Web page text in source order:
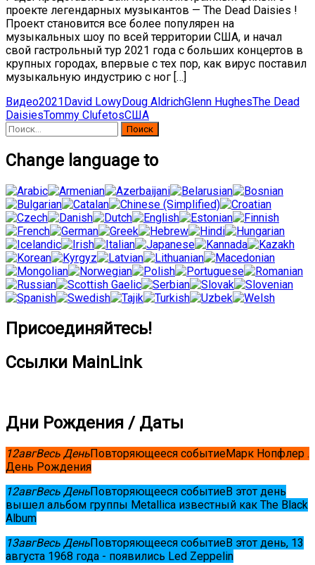
проекте легендарных музыкантов — The Dead Daisies !
Проект становится все более популярен на
музыкальных шоу по всей территории США, и начал
свой гастрольный тур 2021 года с больших концертов в
крупных городах, впервые с тех пор, как вирус поставил
музыкальную индустрию с ног […]
Видео2021David LowyDoug AldrichGlenn HughesThe Dead
DaisiesTommy ClufetosСША
Найти:
Change language to
Присоединяйтесь!
Ссылки MainLink
Дни Рождения / Даты
12авгВесь ДеньПовторяющееся событиеМарк Нопфлер .
День Рождения
12авгВесь ДеньПовторяющееся событиеВ этот день
вышел альбом группы Metallica известный как The Black
Album
13авгВесь ДеньПовторяющееся событиеВ этот день, 13
августа 1968 года - появились Led Zeppelin